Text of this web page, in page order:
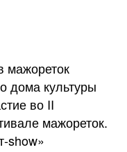
мажореток
дома культуры
во II
мажореток.
show»